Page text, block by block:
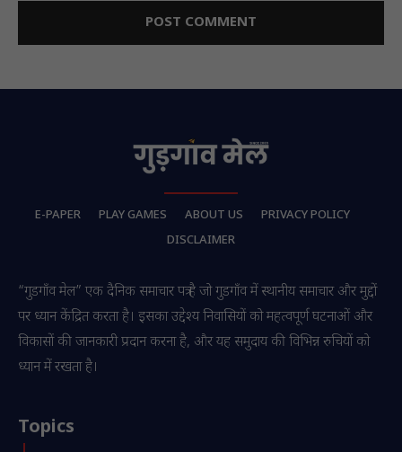
E-PAPER PLAY GAMES ABOUT US
PRIVACY POLICY
DISCLAIMER
“गुडगाँव मेल” एक दैनिक समाचार पत्र है जो गुडगाँव में स्थानीय समाचार और मुद्दों
पर ध्यान केंद्रित करता है। इसका उद्देश्य निवासियों को महत्वपूर्ण घटनाओं और
विकासों की जानकारी प्रदान करना है, और यह समुदाय की विभिन्न रुचियों को
ध्यान में रखता है।
Topics